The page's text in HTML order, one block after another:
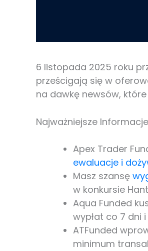
6 listopada 2025 roku
prześcigają się w
na dawkę newsów,
Najważniejsze
Apex Trader
ewaluacje i
Masz szansę
w konkursie
Aqua Funded
wypłat co 7 dni
ATFunded
minimum